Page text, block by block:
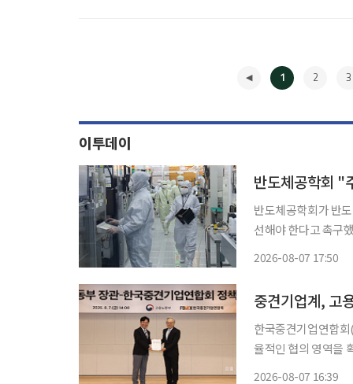
1 2 3
이투데이
반도체공학회
반도체공학회가 반
선해야 한다고 촉구
2026-08-07 17:50
중견기업계, 고
한국중견기업연합
율적인 협의 영역을 확
2026-08-07 16:39